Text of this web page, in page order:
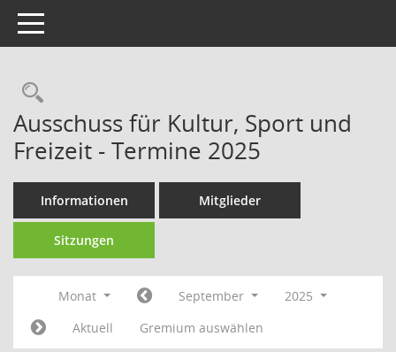
Toggle navigation
Rechercheauswahl
Ausschuss für Kultur, Sport und
Freizeit - Termine 2025
Informationen Mitglieder
Sitzungen
Monat September
2025
Aktuell
Gremium auswählen